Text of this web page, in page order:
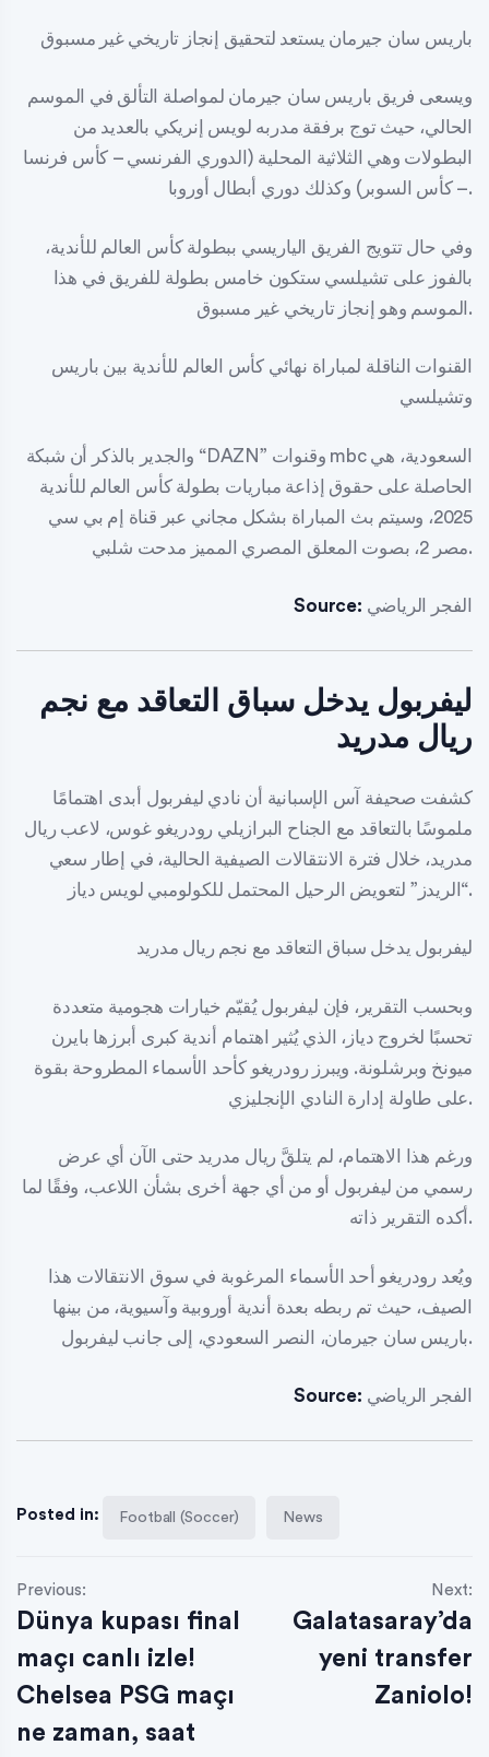
باريس سان جيرمان يستعد لتحقيق إنجاز تاريخي غير مسبوق
ويسعى فريق باريس سان جيرمان لمواصلة التألق في الموسم
الحالي، حيث توج برفقة مدربه لويس إنريكي بالعديد من
البطولات وهي الثلاثية المحلية (الدوري الفرنسي – كأس فرنسا
– كأس السوبر) وكذلك دوري أبطال أوروبا.
وفي حال تتويج الفريق الياريسي ببطولة كأس العالم للأندية،
بالفوز على تشيلسي ستكون خامس بطولة للفريق في هذا
الموسم وهو إنجاز تاريخي غير مسبوق.
القنوات الناقلة لمباراة نهائي كأس العالم للأندية بين باريس
وتشيلسي
والجدير بالذكر أن شبكة “DAZN” وقنوات mbc السعودية، هي
الحاصلة على حقوق إذاعة مباريات بطولة كأس العالم للأندية
2025، وسيتم بث المباراة بشكل مجاني عبر قناة إم بي سي
مصر 2، بصوت المعلق المصري المميز مدحت شلبي.
Source: الفجر الرياضي
ليفربول يدخل سباق التعاقد مع نجم
ريال مدريد
كشفت صحيفة آس الإسبانية أن نادي ليفربول أبدى اهتمامًا
ملموسًا بالتعاقد مع الجناح البرازيلي رودريغو غوس، لاعب ريال
مدريد، خلال فترة الانتقالات الصيفية الحالية، في إطار سعي
“الريدز” لتعويض الرحيل المحتمل للكولومبي لويس دياز.
ليفربول يدخل سباق التعاقد مع نجم ريال مدريد
وبحسب التقرير، فإن ليفربول يُقيّم خيارات هجومية متعددة
تحسبًا لخروج دياز، الذي يُثير اهتمام أندية كبرى أبرزها بايرن
ميونخ وبرشلونة. ويبرز رودريغو كأحد الأسماء المطروحة بقوة
على طاولة إدارة النادي الإنجليزي.
ورغم هذا الاهتمام، لم يتلقَّ ريال مدريد حتى الآن أي عرض
رسمي من ليفربول أو من أي جهة أخرى بشأن اللاعب، وفقًا لما
أكده التقرير ذاته.
ويُعد رودريغو أحد الأسماء المرغوبة في سوق الانتقالات هذا
الصيف، حيث تم ربطه بعدة أندية أوروبية وآسيوية، من بينها
باريس سان جيرمان، النصر السعودي، إلى جانب ليفربول.
Source: الفجر الرياضي
Posted in: Football (Soccer) News
Previous:
Dünya kupası final
maçı canlı izle!
Chelsea PSG maçı
ne zaman, saat
Next:
Galatasaray’da
yeni transfer
Zaniolo!